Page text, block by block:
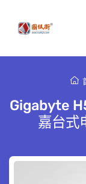
Gigabyte
嘉台式